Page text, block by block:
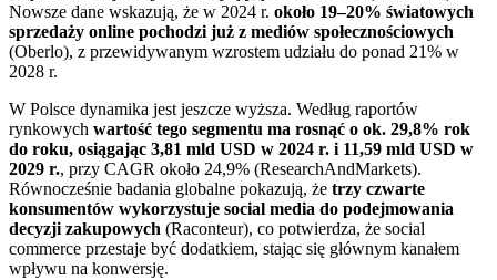
Nowsze dane wskazują, że w 2024 r. około 19–20% światowych
sprzedaży online pochodzi już z mediów społecznościowych
(Oberlo), z przewidywanym wzrostem udziału do ponad 21% w
2028 r.
W Polsce dynamika jest jeszcze wyższa. Według raportów
rynkowych wartość tego segmentu ma rosnąć o ok. 29,8% rok
do roku, osiągając 3,81 mld USD w 2024 r. i 11,59 mld USD w
2029 r., przy CAGR około 24,9% (ResearchAndMarkets).
Równocześnie badania globalne pokazują, że trzy czwarte
konsumentów wykorzystuje social media do podejmowania
decyzji zakupowych (Raconteur), co potwierdza, że social
commerce przestaje być dodatkiem, stając się głównym kanałem
wpływu na konwersję.